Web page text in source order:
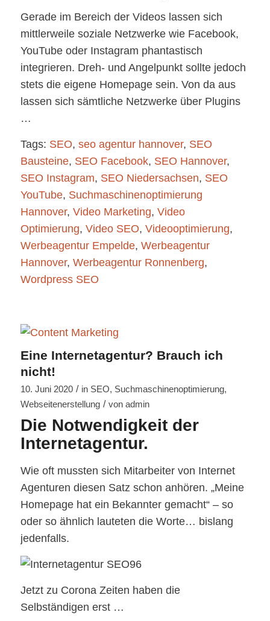
Gerade im Bereich der Videos lassen sich
mittlerweile soziale Netzwerke wie Facebook,
YouTube oder Instagram phantastisch
integrieren. Dreh- und Angelpunkt sollte jedoch
stets die eigene Homepage sein. Von da aus
lassen sich sämtliche Netzwerke über Plugins
…
Tags: SEO, seo agentur hannover, SEO
Bausteine, SEO Facebook, SEO Hannover,
SEO Instagram, SEO Niedersachsen, SEO
YouTube, Suchmaschinenoptimierung
Hannover, Video Marketing, Video
Optimierung, Video SEO, Videooptimierung,
Werbeagentur Empelde, Werbeagentur
Hannover, Werbeagentur Ronnenberg,
Wordpress SEO
Eine Internetagentur? Brauch ich
nicht!
10. Juni 2020 / in SEO, Suchmaschinenoptimierung,
Webseitenerstellung / von admin
Die Notwendigkeit der
Internetagentur.
Wie oft mussten sich Mitarbeiter von Internet
Agenturen diesen Satz schon anhören. „Meine
Homepage hat ein Bekannter gemacht“ – so
oder so ähnlich lauteten die Worte… bislang
jedenfalls.
Jetzt zu Corona Zeiten haben die
Selbständigen erst …